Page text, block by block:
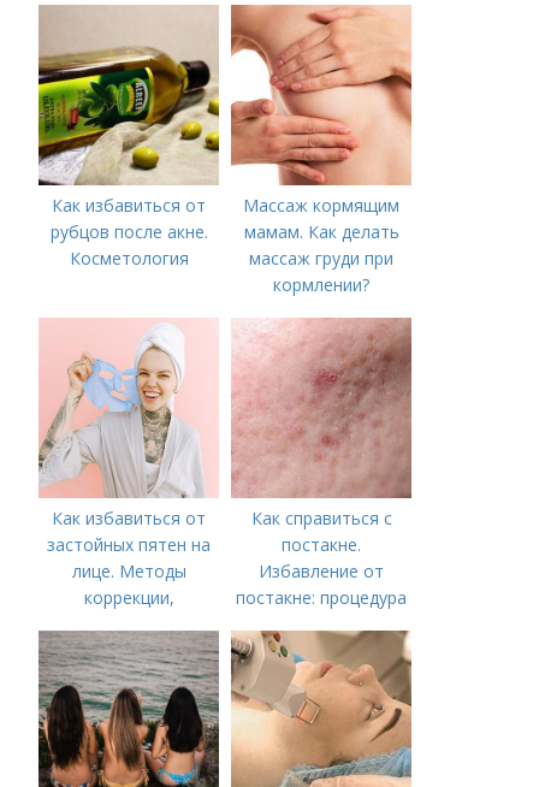
Как избавиться от
рубцов после акне.
Косметология
Массаж кормящим
мамам. Как делать
массаж груди при
кормлении?
Как избавиться от
застойных пятен на
лице. Методы
коррекции,
акне и удаления
рубцов и шрамов
постакне
Как справиться с
постакне.
Избавление от
постакне: процедура